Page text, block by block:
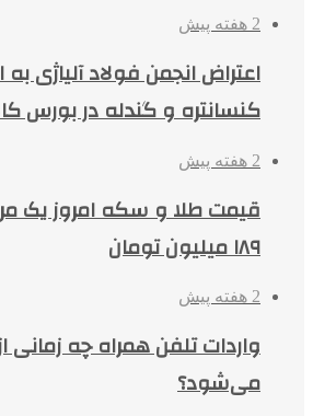
2 هفته پیش
اعتراض انجمن فولاد آلیاژی
کنسانتره و گندله در بورس
2 هفته پیش
قیمت طلا و سکه امروز یک
۱۸۹ میلیون تومان
2 هفته پیش
واردات تلفن همراه چه زمانی
می‌شود؟